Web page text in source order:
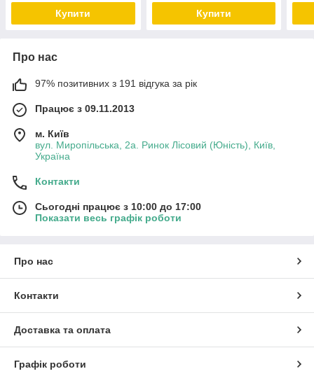
Купити Купити
Про нас
97% позитивних з 191 відгука за рік
Працює з 09.11.2013
м. Київ
вул. Миропільська, 2а. Ринок Лісовий (Юність), Київ,
Україна
Контакти
Сьогодні працює з 10:00 до 17:00
Показати весь графік роботи
Про нас
Контакти
Доставка та оплата
Графік роботи